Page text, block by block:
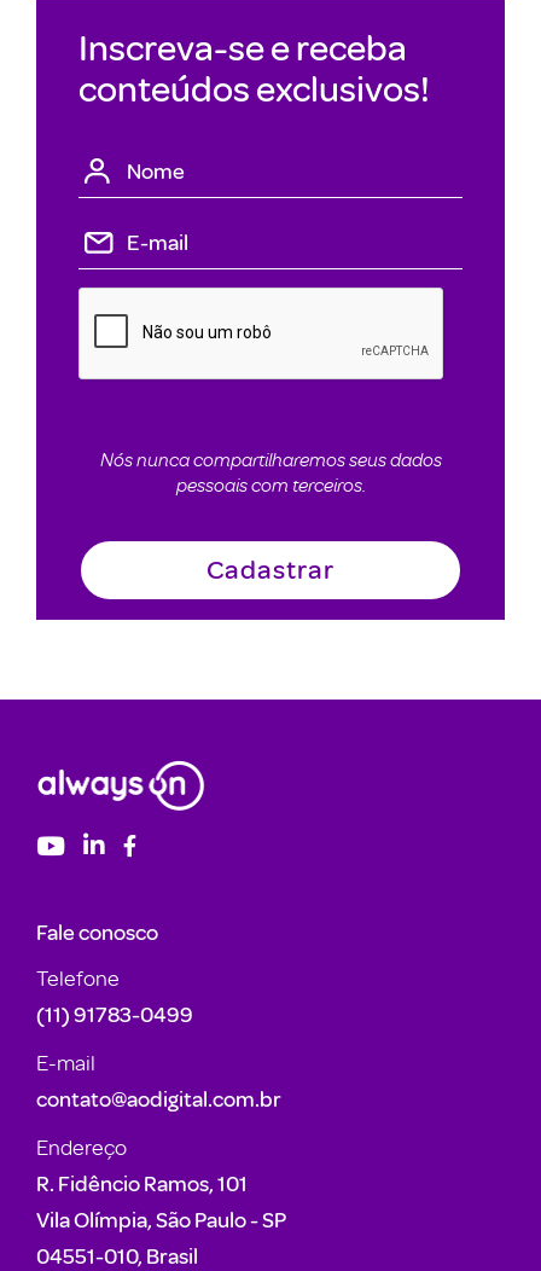
Inscreva-se e receba
conteúdos exclusivos!
Nós nunca compartilharemos seus dados
pessoais com terceiros.
Fale conosco
Telefone
(11) 91783-0499
E-mail
contato@aodigital.com.br
Endereço
R. Fidêncio Ramos, 101
Vila Olímpia, São Paulo - SP
04551-010, Brasil